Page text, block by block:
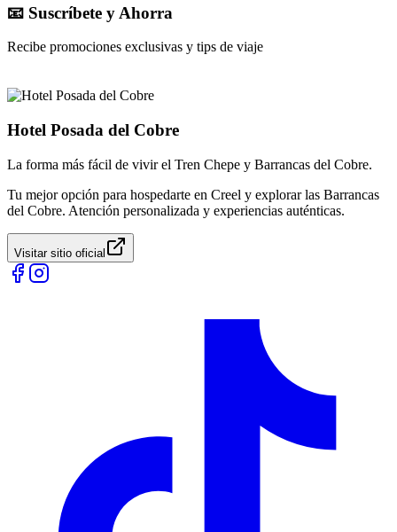
📧 Suscríbete y Ahorra
Recibe promociones exclusivas y tips de viaje
Hotel Posada del Cobre
La forma más fácil de vivir el Tren Chepe y Barrancas del Cobre.
Tu mejor opción para hospedarte en Creel y explorar las Barrancas
del Cobre. Atención personalizada y experiencias auténticas.
Visitar sitio oficial